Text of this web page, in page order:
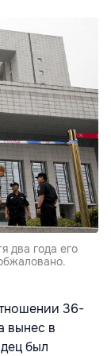
два года его
36-
вынес в
был